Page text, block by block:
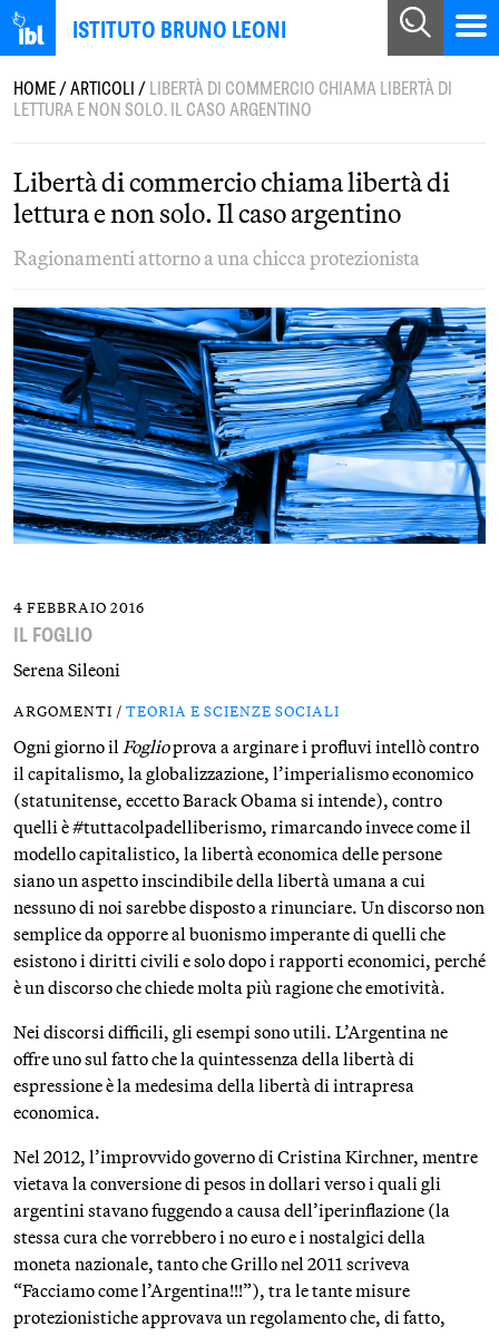
ISTITUTO BRUNO LEONI
HOME/ARTICOLI/LIBERTÀ DI COMMERCIO CHIAMA LIBERTÀ DI
LETTURA E NON SOLO. IL CASO ARGENTINO
Libertà di commercio chiama libertà di
lettura e non solo. Il caso argentino
Ragionamenti attorno a una chicca protezionista
4 FEBBRAIO 2016
IL FOGLIO
Serena Sileoni
ARGOMENTI / TEORIA E SCIENZE SOCIALI
Ogni giorno ilFoglioprova a arginare i profluvi intellò contro
il capitalismo, la globalizzazione, l’imperialismo economico
(statunitense, eccetto Barack Obama si intende), contro
quelli è #tuttacolpadelliberismo, rimarcando invece come il
modello capitalistico, la libertà economica delle persone
siano un aspetto inscindibile della libertà umana a cui
nessuno di noi sarebbe disposto a rinunciare. Un discorso non
semplice da opporre al buonismo imperante di quelli che
esistono i diritti civili e solo dopo i rapporti economici, perché
è un discorso che chiede molta più ragione che emotività.
Nei discorsi difficili, gli esempi sono utili. L’Argentina ne
offre uno sul fatto che la quintessenza della libertà di
espressione è la medesima della libertà di intrapresa
economica.
Nel 2012, l’improvvido governo di Cristina Kirchner, mentre
vietava la conversione di pesos in dollari verso i quali gli
argentini stavano fuggendo a causa dell’iperinflazione (la
stessa cura che vorrebbero i no euro e i nostalgici della
moneta nazionale, tanto che Grillo nel 2011 scriveva
“Facciamo come l’Argentina!!!”), tra le tante misure
protezionistiche approvava un regolamento che, di fatto,